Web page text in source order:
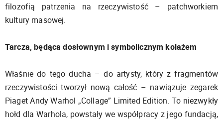
filozofią patrzenia na rzeczywistość – patchworkiem
kultury masowej.
Tarcza, będąca dosłownym i symbolicznym kolażem
Właśnie do tego ducha – do artysty, który z fragmentów
rzeczywistości tworzył nową całość – nawiązuje zegarek
Piaget Andy Warhol „Collage” Limited Edition. To niezwykły
hołd dla Warhola, powstały we współpracy z jego fundacją,